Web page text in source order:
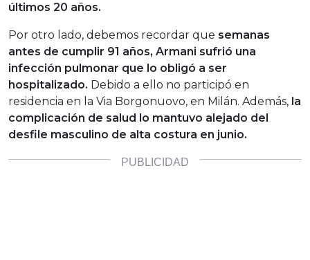
últimos 20 años.
Por otro lado, debemos recordar que semanas
antes de cumplir 91 años, Armani sufrió una
infección pulmonar que lo obligó a ser
hospitalizado. Debido a ello no participó en
residencia en la Via Borgonuovo, en Milán. Además, la
complicación de salud lo mantuvo alejado del
desfile masculino de alta costura en junio.